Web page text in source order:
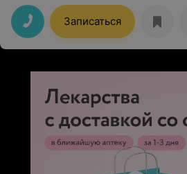
очень довольна. Светлана
профессионал своего дела и
Вежливая, внимательная, в
объясняет информацию. Планирую и
наблюдаться. Отдельное спасибо
Алексеевной.
Записаться